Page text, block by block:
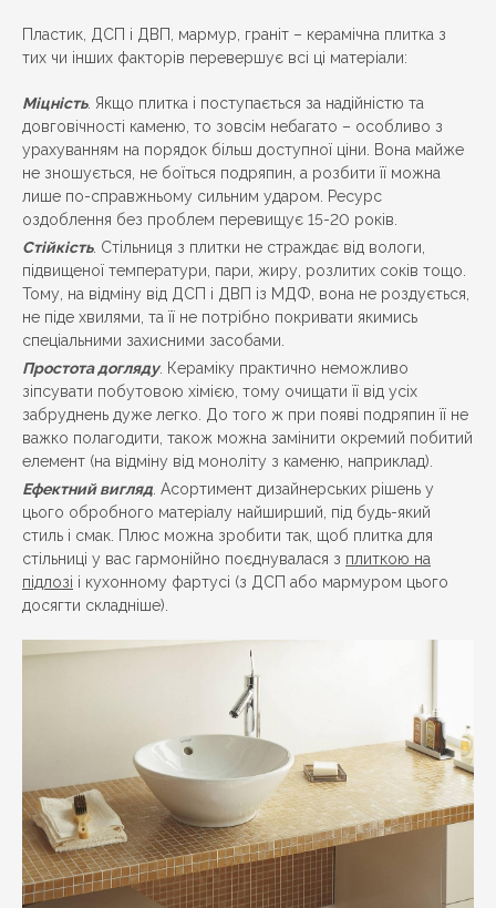
Пластик, ДСП і ДВП, мармур, граніт – керамічна плитка з
тих чи інших факторів перевершує всі ці матеріали:
Міцність. Якщо плитка і поступається за надійністю та
довговічності каменю, то зовсім небагато – особливо з
урахуванням на порядок більш доступної ціни. Вона майже
не зношується, не боїться подряпин, а розбити її можна
лише по-справжньому сильним ударом. Ресурс
оздоблення без проблем перевищує 15-20 років.
Стійкість. Стільниця з плитки не страждає від вологи,
підвищеної температури, пари, жиру, розлитих соків тощо.
Тому, на відміну від ДСП і ДВП із МДФ, вона не роздується,
не піде хвилями, та її не потрібно покривати якимись
спеціальними захисними засобами.
Простота догляду. Кераміку практично неможливо
зіпсувати побутовою хімією, тому очищати її від усіх
забруднень дуже легко. До того ж при появі подряпин її не
важко полагодити, також можна замінити окремий побитий
елемент (на відміну від моноліту з каменю, наприклад).
Ефектний вигляд. Асортимент дизайнерських рішень у
цього обробного матеріалу найширший, під будь-який
стиль і смак. Плюс можна зробити так, щоб плитка для
стільниці у вас гармонійно поєднувалася з плиткою на
підлозі і кухонному фартусі (з ДСП або мармуром цього
досягти складніше).